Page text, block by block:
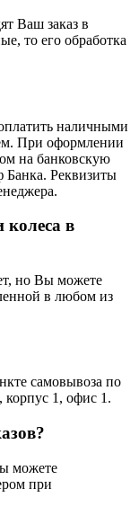
Ваш заказ в
то его обработка
наличными
При оформлении
на банковскую
Банка. Реквизиты
колеса в
но Вы можете
в любом из
самовывоза по
корпус 1, офис 1.
можете
при